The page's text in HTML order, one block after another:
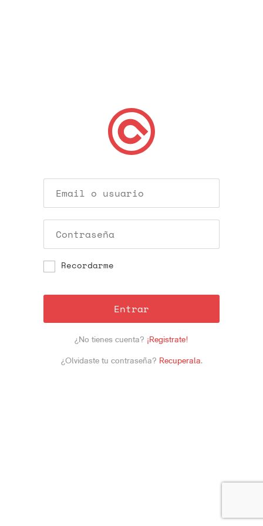
Recordarme
Entrar
¿No tienes cuenta? ¡Registrate!
¿Olvidaste tu contraseña? Recuperala.